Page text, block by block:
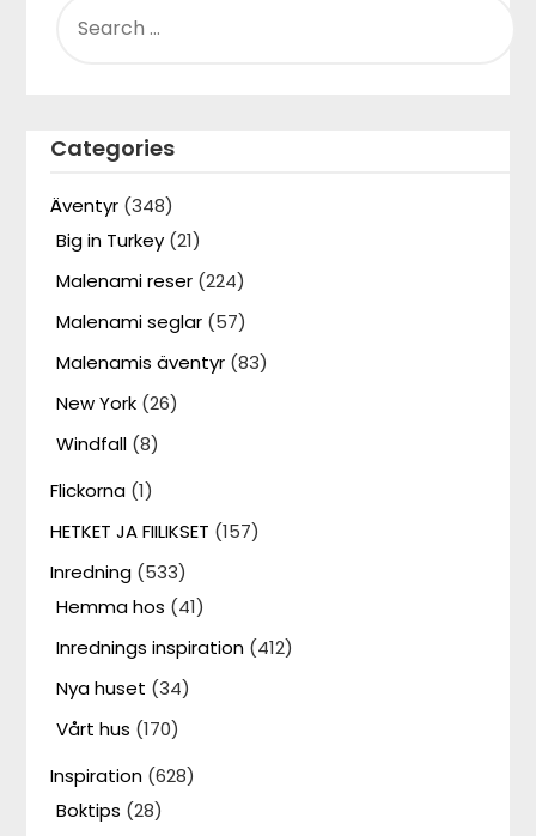
FOR:
Categories
Äventyr (348)
Big in Turkey (21)
Malenami reser (224)
Malenami seglar (57)
Malenamis äventyr (83)
New York (26)
Windfall (8)
Flickorna (1)
HETKET JA FIILIKSET (157)
Inredning (533)
Hemma hos (41)
Inrednings inspiration (412)
Nya huset (34)
Vårt hus (170)
Inspiration (628)
Boktips (28)